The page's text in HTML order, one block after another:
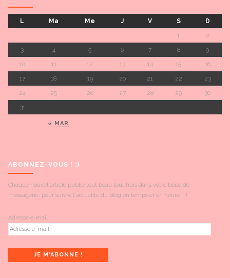
L Ma Me J V S D
« MAR
1
2
3
4 5 6 7 8
9
10
11 12 13 14 15
16
17
18 19 20 21 22
23
24
25 26 27 28 29
30
31
ABONNEZ-VOUS ! :)
Chaque nouvel article publié tout beau tout frais dans votre boite de
messagerie, pour suivre l'actualité du blog en temps et en heure ! :)
Adresse e-mail